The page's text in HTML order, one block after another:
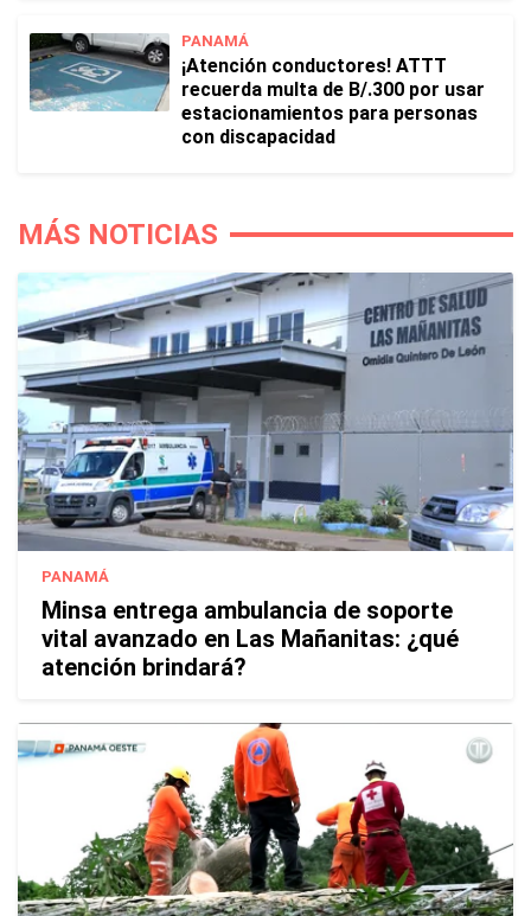
PANAMÁ
¡Atención conductores! ATTT
recuerda multa de B/.300 por usar
estacionamientos para personas
con discapacidad
MÁS NOTICIAS
PANAMÁ
Minsa entrega ambulancia de soporte
vital avanzado en Las Mañanitas: ¿qué
atención brindará?